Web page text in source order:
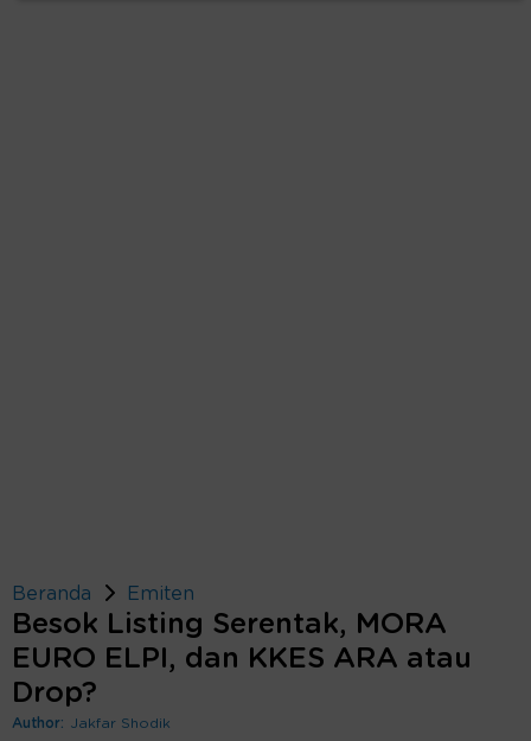
Beranda Emiten
Besok Listing Serentak, MORA
EURO ELPI, dan KKES ARA atau
Drop?
Author: Jakfar Shodik